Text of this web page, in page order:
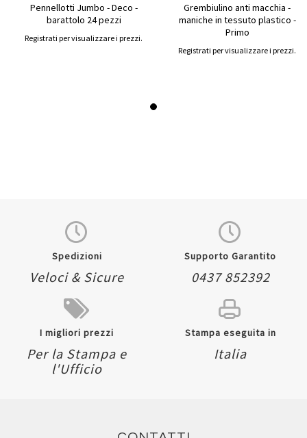
Pennellotti Jumbo - Deco -
barattolo 24 pezzi
Registrati per visualizzare i prezzi.
Grembiulino anti macchia -
maniche in tessuto plastico -
Primo
Registrati per visualizzare i prezzi.
Spedizioni
Veloci & Sicure
Supporto Garantito
0437 852392
I migliori prezzi
Per la Stampa e
l'Ufficio
Stampa eseguita in
Italia